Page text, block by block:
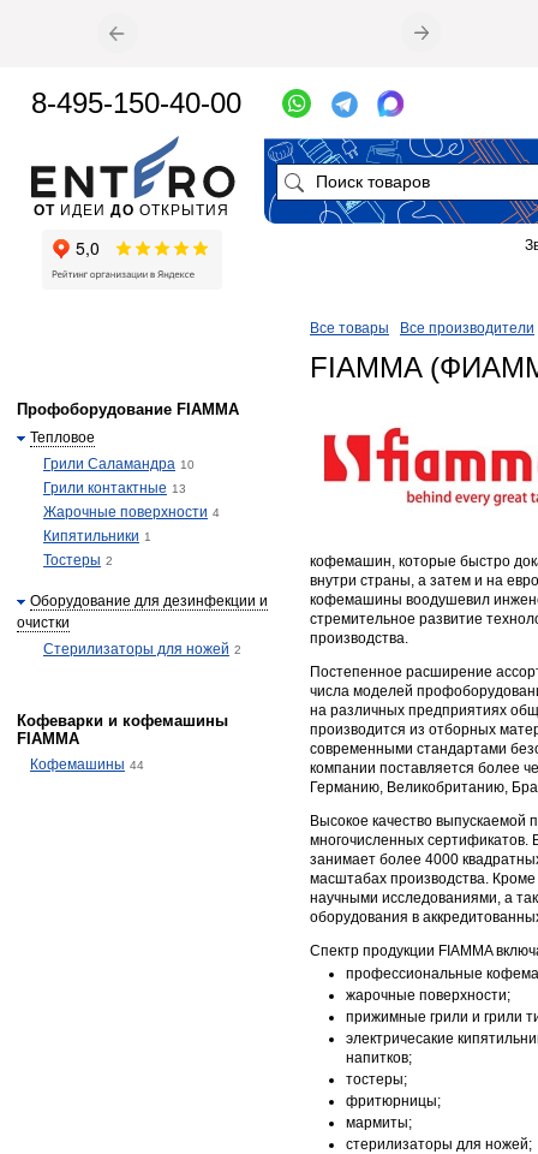
Все товары Все производители
FIAMMA
кофемашин, которые быстро
внутри страны, а затем и на
кофемашины воодушевил
стремительное развитие
производства.
Постепенное расширение
числа моделей
на различных предприятиях
производится из отборных
современными стандартами
компании поставляется более
Германию, Великобританию,
Высокое качество выпускаемой
многочисленных
занимает более 4000
масштабах производства.
научными исследованиями, а
оборудования в
Спектр продукции FIAMMA
профессиональные
жарочные поверхности;
прижимные грили и грили
электричесакие
напитков;
тостеры;
фритюрницы;
мармиты;
стерилизаторы для ножей;
Профоборудование FIAMMA
Тепловое
Грили Саламандра 10
Грили контактные 13
Жарочные поверхности 4
Кипятильники 1
Тостеры 2
Оборудование для дезинфекции и
очистки
Стерилизаторы для ножей 2
Кофеварки и кофемашины
FIAMMA
Кофемашины 44
ОТ ИДЕИ ДО ОТКРЫТИЯ
8-495-150-40-00